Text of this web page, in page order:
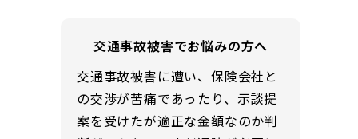
交通事故被害でお悩みの方へ
交通事故被害に遭い、保険会社と
の交渉が苦痛であったり、示談提
案を受けたが適正な金額なのか判